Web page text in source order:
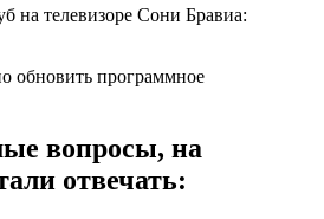
на телевизоре Сони Бравиа:
обновить программное
вопросы, на
отвечать: